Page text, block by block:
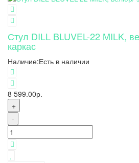
Стул DILL BLUVEL-22 MILK,
каркас
Наличие:Есть в наличии
8 599.00р.
+
-